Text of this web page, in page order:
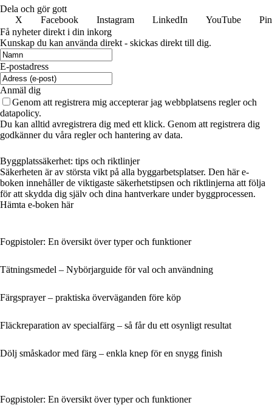
Dela och gör gott
X
Facebook Instagram LinkedIn YouTube
Få nyheter direkt i din inkorg
Kunskap du kan använda direkt - skickas direkt till dig.
E-postadress
Anmäl dig
Genom att registrera mig accepterar jag webbplatsens regler och
datapolicy.
Du kan alltid avregistrera dig med ett klick. Genom att registrera dig
godkänner du våra regler och hantering av data.
Byggplatssäkerhet: tips och riktlinjer
Säkerheten är av största vikt på alla byggarbetsplatser. Den här e-
boken innehåller de viktigaste säkerhetstipsen och riktlinjerna att följa
för att skydda dig själv och dina hantverkare under byggprocessen.
Hämta e-boken här
Fogpistoler: En översikt över typer och funktioner
Tätningsmedel – Nybörjarguide för val och användning
Färgsprayer – praktiska överväganden före köp
Fläckreparation av specialfärg – så får du ett osynligt resultat
Dölj småskador med färg – enkla knep för en snygg finish
Fogpistoler: En översikt över typer och funktioner